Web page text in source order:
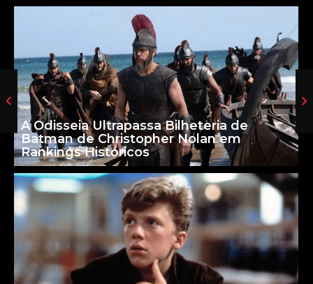
A Odisseia Ultrapassa Bilheteria de
Batman de Christopher Nolan em
Rankings Históricos